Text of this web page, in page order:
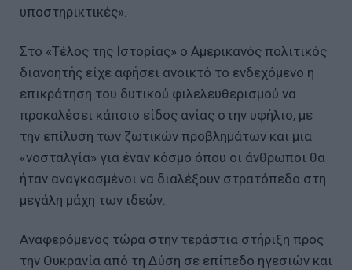
υποστηρικτικές».
Στο «Τέλος της Ιστορίας» ο Αμερικανός πολιτικός
διανοητής είχε αφήσει ανοικτό το ενδεχόμενο η
επικράτηση του δυτικού φιλελευθερισμού να
προκαλέσει κάποιο είδος ανίας στην υφήλιο, με
την επίλυση των ζωτικών προβλημάτων και μια
«νοσταλγία» για έναν κόσμο όπου οι άνθρωποι θα
ήταν αναγκασμένοι να διαλέξουν στρατόπεδο στη
μεγάλη μάχη των ιδεών.
Αναφερόμενος τώρα στην τεράστια στήριξη προς
την Ουκρανία από τη Δύση σε επίπεδο ηγεσιών και